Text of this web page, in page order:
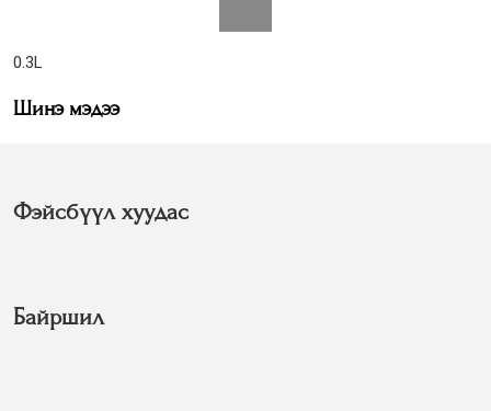
0.3L
Шинэ мэдээ
Фэйсбүүл хуудас
Байршил